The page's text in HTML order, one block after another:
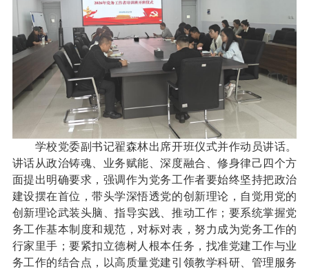
学校党委副书记翟森林出席开班仪式并作动员讲话。
讲话从政治铸魂、业务赋能、深度融合、修身律己四个方
面提出明确要求，强调作为党务工作者要始终坚持把政治
建设摆在首位，带头学深悟透党的创新理论，自觉用党的
创新理论武装头脑、指导实践、推动工作；要系统掌握党
务工作基本制度和规范，对标对表，努力成为党务工作的
行家里手；要紧扣立德树人根本任务，找准党建工作与业
务工作的结合点，以高质量党建引领教学科研、管理服务